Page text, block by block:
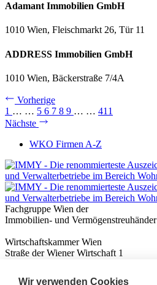
Adamant Immobilien GmbH
1010 Wien, Fleischmarkt 26, Tür 11
ADDRESS Immobilien GmbH
1010 Wien, Bäckerstraße 7/4A
Vorherige
1 … … 5 6 7 8 9 … … 411
Nächste
WKO Firmen A-Z
Fachgruppe Wien der
Immobilien- und Vermögenstreuhänder
Wirtschaftskammer Wien
Straße der Wiener Wirtschaft 1
Wir verwenden Cookies